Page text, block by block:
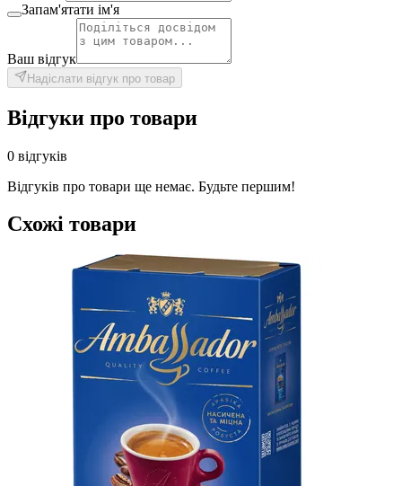
Запам'ятати ім'я
Ваш відгук
Надіслати відгук про товар
Відгуки про товари
0 відгуків
Відгуків про товари ще немає. Будьте першим!
Схожі товари